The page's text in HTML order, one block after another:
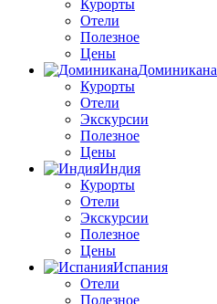
Курорты
Отели
Полезное
Цены
Доминикана
Курорты
Отели
Экскурсии
Полезное
Цены
Индия
Курорты
Отели
Экскурсии
Полезное
Цены
Испания
Отели
Полезное